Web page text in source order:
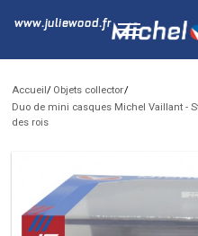
www.juliewood.fr
Accueil
Objets collector
Duo de mini casques Michel Vaillant -
des rois